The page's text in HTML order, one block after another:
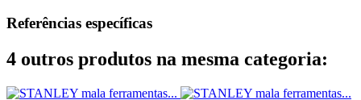
Referências específicas
4 outros produtos na mesma categoria: